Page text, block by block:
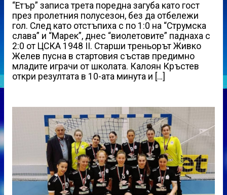
“Етър” записа трета поредна загуба като гост
през пролетния полусезон, без да отбележи
гол. След като отстъпиха с по 1:0 на “Струмска
слава” и “Марек”, днес “виолетовите” паднаха с
2:0 от ЦСКА 1948 II. Старши треньорът Живко
Желев пусна в стартовия състав предимно
младите играчи от школата. Калоян Кръстев
откри резултата в 10-ата минута и […]